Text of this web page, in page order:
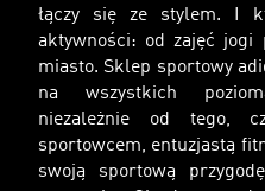
łączy się ze stylem. I
aktywności: od zajęć jogi
miasto. Sklep sportowy
na wszystkich
niezależnie od tego,
sportowcem, entuzjastą
swoją sportową